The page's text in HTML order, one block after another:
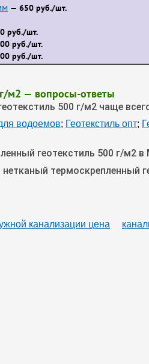
— 650 руб./шт.
руб./шт.
руб./шт.
руб./шт.
м2 — вопросы-ответы
500 г/м2 чаще
водоемов; Геотекстиль опт;
геотекстиль 500 г/м2 в
термоскрепленный
канализации цена